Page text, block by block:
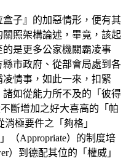
子』的加惡情形，便有其
照架構論述，畢竟，該起
是更多公家機關霸凌事
市政府、從部會局處到各
情事，如此一來，扣緊
如從能力所不及的「彼得
斷增加之好大喜高的「帕
消極要件之「夠格」
（Appropriate）的制度培
）到德配其位的「權威」